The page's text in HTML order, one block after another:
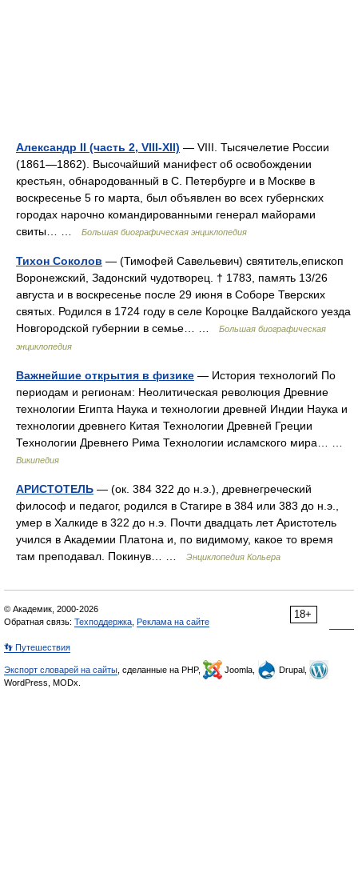
Александр II (часть 2, VIII-XII) — VIII. Тысячелетие России
(1861—1862). Высочайший манифест об освобождении
крестьян, обнародованный в С. Петербурге и в Москве в
воскресенье 5 го марта, был объявлен во всех губернских
городах нарочно командированными генерал майорами
свиты… …
Большая биографическая энциклопедия
Тихон Соколов — (Тимофей Савельевич) святитель,епископ
Воронежский, Задонский чудотворец. † 1783, память 13/26
августа и в воскресенье после 29 июня в Соборе Тверских
святых. Родился в 1724 году в селе Короцке Валдайского уезда
Новгородской губернии в семье… …
Большая биографическая
энциклопедия
Важнейшие открытия в физике — История технологий По
периодам и регионам: Неолитическая революция Древние
технологии Египта Наука и технологии древней Индии Наука и
технологии древнего Китая Технологии Древней Греции
Технологии Древнего Рима Технологии исламского мира… …
Википедия
АРИСТОТЕЛЬ — (ок. 384 322 до н.э.), древнегреческий
философ и педагог, родился в Стагире в 384 или 383 до н.э.,
умер в Халкиде в 322 до н.э. Почти двадцать лет Аристотель
учился в Академии Платона и, по видимому, какое то время
там преподавал. Покинув… …
Энциклопедия Кольера
18+
© Академик, 2000-2026
Обратная связь: Техподдержка Реклама на сайте
👣 Путешествия
Экспорт словарей на сайты , сделанные на PHP, Joomla,
Drupal,
WordPress, MODx.